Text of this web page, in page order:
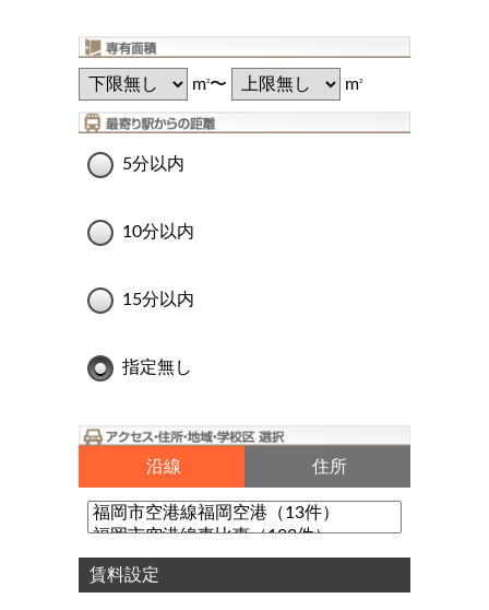
m2〜 m2
5分以内
10分以内
15分以内
指定無し
沿線 住所
賃料設定